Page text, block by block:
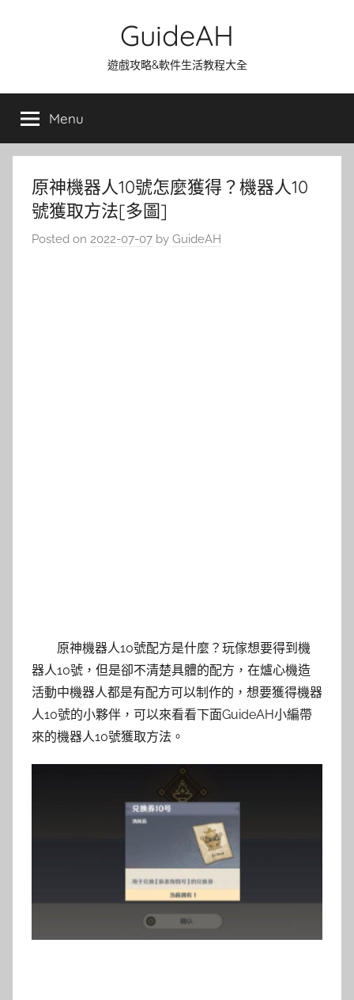
GuideAH
遊戲攻略&軟件生活教程大全
Menu
原神機器人10號怎麼獲得？機器人10
號獲取方法[多圖]
Posted on 2022-07-07 by GuideAH
原神機器人10號配方是什麼？玩傢想要得到機
器人10號，但是卻不清楚具體的配方，在爐心機造
活動中機器人都是有配方可以制作的，想要獲得機器
人10號的小夥伴，可以來看看下面GuideAH小編帶
來的機器人10號獲取方法。